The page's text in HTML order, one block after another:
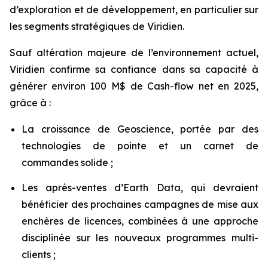
d’exploration et de développement, en particulier sur
les segments stratégiques de Viridien.
Sauf altération majeure de l’environnement actuel,
Viridien confirme sa confiance dans sa capacité à
générer environ 100 M$ de Cash-flow net en 2025,
grâce à :
La croissance de Geoscience, portée par des
technologies de pointe et un carnet de
commandes solide ;
Les après-ventes d’Earth Data, qui devraient
bénéficier des prochaines campagnes de mise aux
enchères de licences, combinées à une approche
disciplinée sur les nouveaux programmes multi-
clients ;